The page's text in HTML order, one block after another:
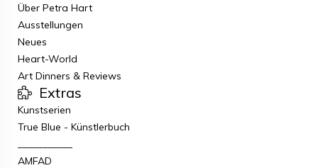
Über Petra Hart
Ausstellungen
Neues
Heart-World
Art Dinners & Reviews
Extras
Kunstserien
True Blue - Künstlerbuch
AMFAD